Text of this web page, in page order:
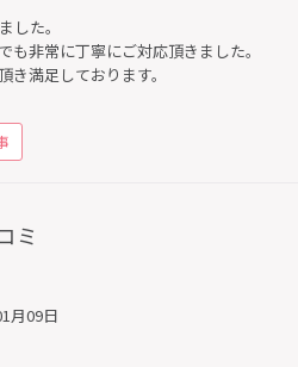
した。
も非常に丁寧にご対応頂きました。
満足しております。
ミ
月09日